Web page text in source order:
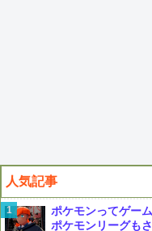
人気記事
ポケモンってゲー
ポケモンリーグも